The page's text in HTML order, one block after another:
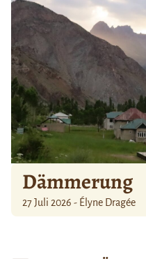
Dämmerung
27 Juli 2026 - Élyne Dragée